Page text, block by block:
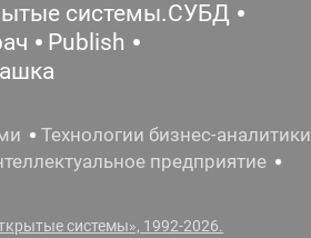
системы.СУБД
Publish
Технологии бизнес-аналитики
предприятие
системы», 1992-2026.